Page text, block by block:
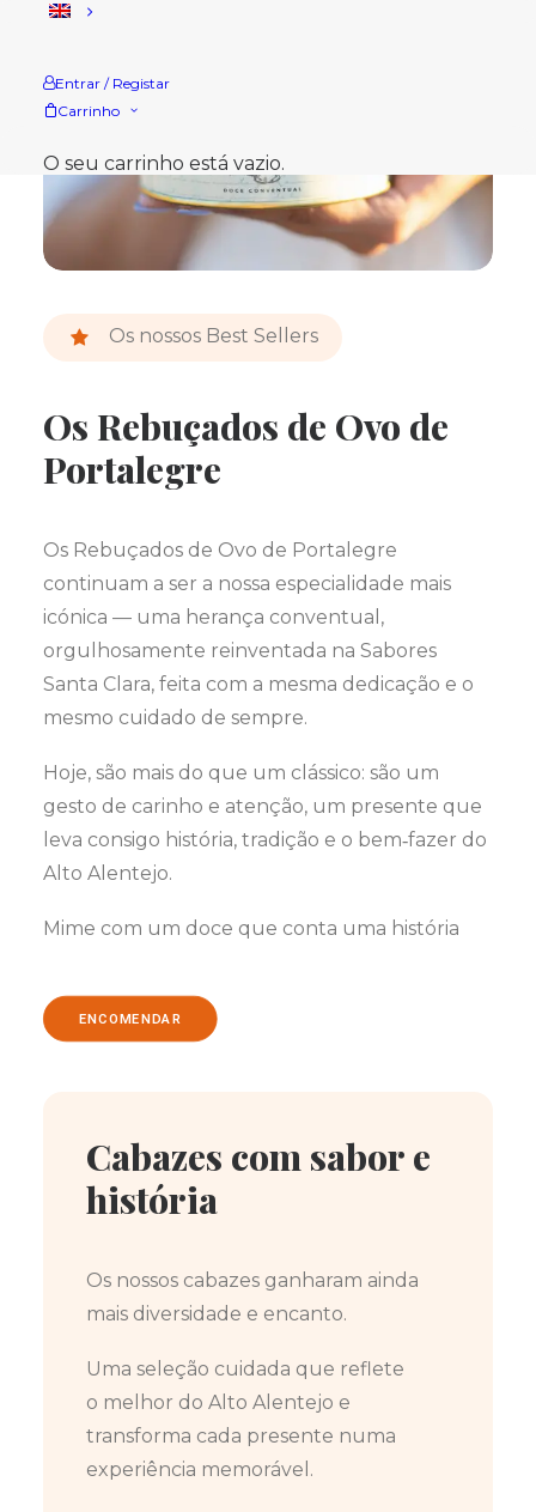
Entrar / Registar
Carrinho
O seu carrinho está vazio.
Os nossos Best Sellers
Os Rebuçados de Ovo de
Portalegre
Os Rebuçados de Ovo de Portalegre
continuam a ser a nossa especialidade mais
icónica — uma herança conventual,
orgulhosamente reinventada na Sabores
Santa Clara, feita com a mesma dedicação e o
mesmo cuidado de sempre.
Hoje, são mais do que um clássico: são um
gesto de carinho e atenção, um presente que
leva consigo história, tradição e o bem‑fazer do
Alto Alentejo.
Mime com um doce que conta uma história
ENCOMENDAR
Cabazes com sabor e
história
Os nossos cabazes ganharam ainda
mais diversidade e encanto.
Uma seleção cuidada que reflete
o melhor do Alto Alentejo e
transforma cada presente numa
experiência memorável.